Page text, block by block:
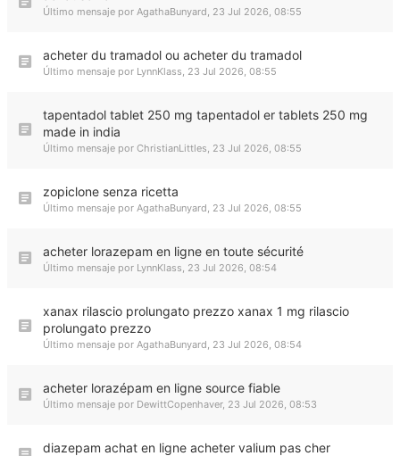
Último mensaje por AgathaBunyard, 23 Jul 2026, 08:55
acheter du tramadol ou acheter du tramadol
Último mensaje por LynnKlass, 23 Jul 2026, 08:55
tapentadol tablet 250 mg tapentadol er tablets 250 mg
made in india
Último mensaje por ChristianLittles, 23 Jul 2026, 08:55
zopiclone senza ricetta
Último mensaje por AgathaBunyard, 23 Jul 2026, 08:55
acheter lorazepam en ligne en toute sécurité
Último mensaje por LynnKlass, 23 Jul 2026, 08:54
xanax rilascio prolungato prezzo xanax 1 mg rilascio
prolungato prezzo
Último mensaje por AgathaBunyard, 23 Jul 2026, 08:54
acheter lorazépam en ligne source fiable
Último mensaje por DewittCopenhaver, 23 Jul 2026, 08:53
diazepam achat en ligne acheter valium pas cher